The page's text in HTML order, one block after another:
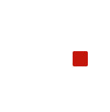
I
s